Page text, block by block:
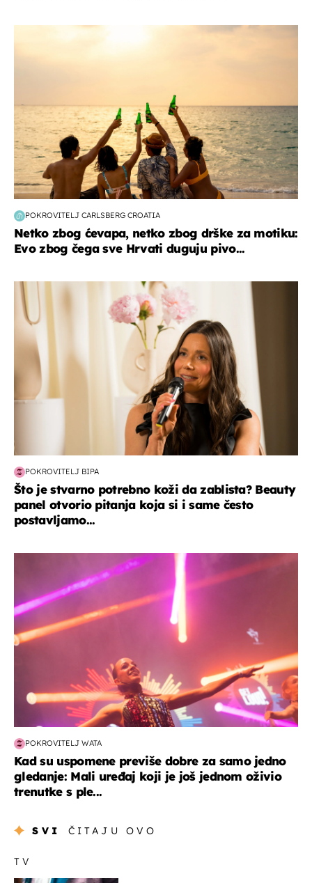
POKROVITELJ CARLSBERG CROATIA
Netko zbog ćevapa, netko zbog drške za motiku:
Evo zbog čega sve Hrvati duguju pivo...
moda & ljepota
POKROVITELJ BIPA
Što je stvarno potrebno koži da zablista? Beauty
panel otvorio pitanja koja si i same često
postavljamo...
POKROVITELJ WATA
Kad su uspomene previše dobre za samo jedno
gledanje: Mali uređaj koji je još jednom oživio
trenutke s ple...
SVI ČITAJU OVO
TV